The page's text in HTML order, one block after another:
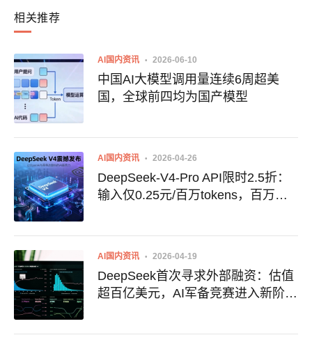
相关推荐
AI国内资讯 2026-06-10
中国AI大模型调用量连续6周超美
国，全球前四均为国产模型
AI国内资讯 2026-04-26
DeepSeek-V4-Pro API限时2.5折：
输入仅0.25元/百万tokens，百万上
AI国内资讯 2026-04-19
DeepSeek首次寻求外部融资：估值
超百亿美元，AI军备竞赛进入新阶段